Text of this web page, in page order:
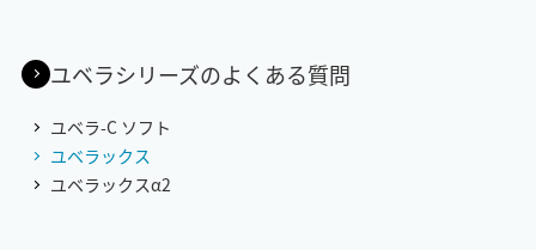
ユベラシリーズのよくある質問
ユベラ-C ソフト
ユベラックス
ユベラックスα2